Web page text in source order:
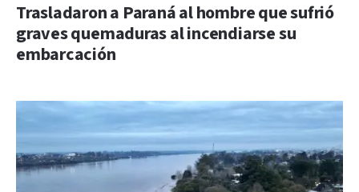
Trasladaron a Paraná al hombre que sufrió
graves quemaduras al incendiarse su
embarcación